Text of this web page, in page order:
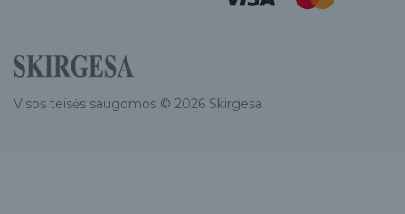
Visos teisės saugomos © 2026 Skirgesa